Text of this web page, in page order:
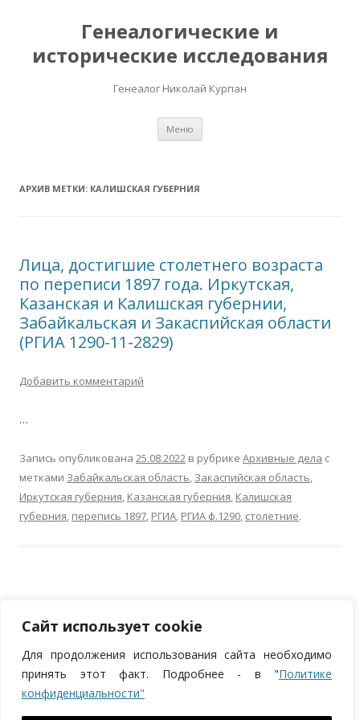
Сайт использует cookie
Для продолжения использования сайта необходимо
принять этот факт. Подробнее - в "Политике
конфиденциальности"
Генеалогические и
исторические исследования
Генеалог Николай Курпан
Меню
АРХИВ МЕТКИ: КАЛИШСКАЯ ГУБЕРНИЯ
Лица, достигшие столетнего возраста
по переписи 1897 года. Иркутская,
Казанская и Калишская губернии,
Забайкальская и Закаспийская области
(РГИА 1290-11-2829)
Добавить комментарий
…
Запись опубликована 25.08.2022 в рубрике Архивные дела с
метками Забайкальская область, Закаспийская область,
Иркутская губерния, Казанская губерния, Калишская
губерния, перепись 1897, РГИА, РГИА ф.1290, столетние.
ИП Курпан Николай Андреевич, ОГРНИП 320784700252372, ИНН
783901005049
Политика в отношении персональных данных